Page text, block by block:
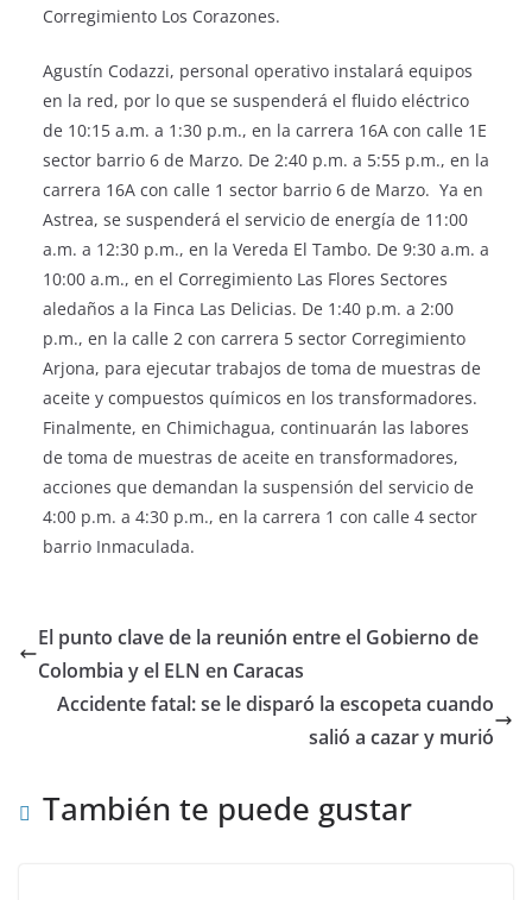
Corregimiento Los Corazones.
Agustín Codazzi, personal operativo instalará equipos
en la red, por lo que se suspenderá el fluido eléctrico
de 10:15 a.m. a 1:30 p.m., en la carrera 16A con calle 1E
sector barrio 6 de Marzo. De 2:40 p.m. a 5:55 p.m., en la
carrera 16A con calle 1 sector barrio 6 de Marzo. Ya en
Astrea, se suspenderá el servicio de energía de 11:00
a.m. a 12:30 p.m., en la Vereda El Tambo. De 9:30 a.m. a
10:00 a.m., en el Corregimiento Las Flores Sectores
aledaños a la Finca Las Delicias. De 1:40 p.m. a 2:00
p.m., en la calle 2 con carrera 5 sector Corregimiento
Arjona, para ejecutar trabajos de toma de muestras de
aceite y compuestos químicos en los transformadores.
Finalmente, en Chimichagua, continuarán las labores
de toma de muestras de aceite en transformadores,
acciones que demandan la suspensión del servicio de
4:00 p.m. a 4:30 p.m., en la carrera 1 con calle 4 sector
barrio Inmaculada.
El punto clave de la reunión entre el Gobierno de
Colombia y el ELN en Caracas
Accidente fatal: se le disparó la escopeta cuando
salió a cazar y murió
También te puede gustar